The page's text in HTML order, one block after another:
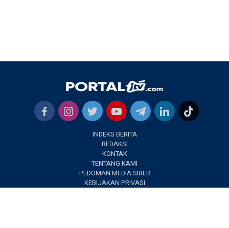
INDEKS BERITA
REDAKSI
KONTAK
TENTANG KAMI
PEDOMAN MEDIA SIBER
KEBIJAKAN PRIVASI